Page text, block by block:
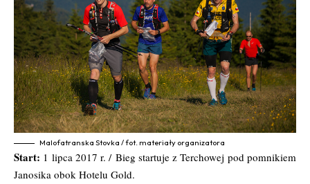
Malofatranska Stovka / fot. materiały organizatora
Start: 1 lipca 2017 r. / Bieg startuje z Terchowej pod pomnikiem
Janosika obok Hotelu Gold.